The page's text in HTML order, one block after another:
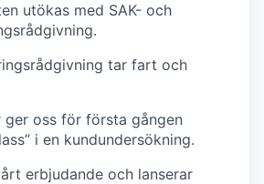
utökas med SAK- och
tar fart och
ger oss för första gången
i en kundundersökning.
erbjudande och lanserar